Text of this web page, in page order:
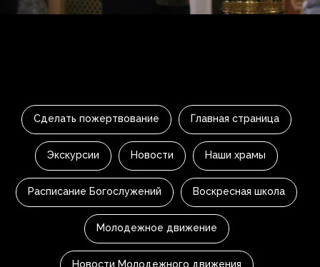
Сделать пожертвование Главная страница
Экскурсии Новости Наши храмы
Расписание Богослужений Воскресная школа
Молодежное движение
Новости Молодежного движения